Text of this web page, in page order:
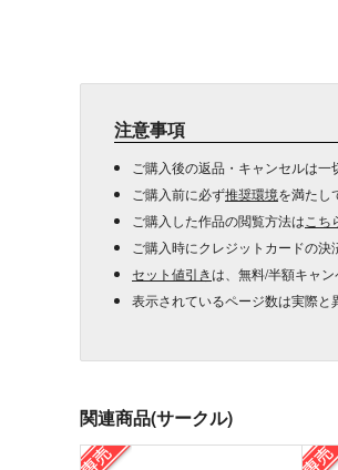
注意事項
ご購入後の返品・キャンセルは一
ご購入前に必ず推奨環境を満たし
ご購入した作品の閲覧方法は こち
ご購入時にクレジットカードの決
セット値引きは、無料/半額キャン
表示されているページ数は実際と
関連商品(サークル)